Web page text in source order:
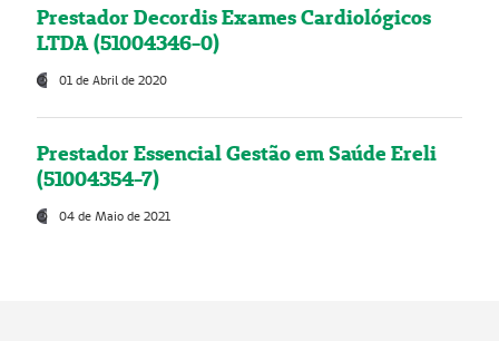
Prestador Decordis Exames Cardiológicos
LTDA (51004346-0)
01 de Abril de 2020
Prestador Essencial Gestão em Saúde Ereli
(51004354-7)
04 de Maio de 2021